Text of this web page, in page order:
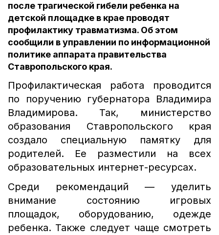
после трагической гибели ребенка на
детской площадке в крае проводят
профилактику травматизма. Об этом
сообщили в управлении по информационной
политике аппарата правительства
Ставропольского края.
Профилактическая работа проводится
по поручению губернатора Владимира
Владимирова. Так, министерство
образования Ставропольского края
создало специальную памятку для
родителей. Ее разместили на всех
образовательных интернет-ресурсах.
Среди рекомендаций — уделить
внимание состоянию игровых
площадок, оборудованию, одежде
ребенка. Также следует чаще смотреть